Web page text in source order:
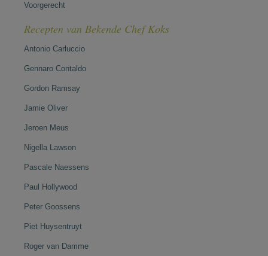
Voorgerecht
Recepten van Bekende Chef Koks
Antonio Carluccio
Gennaro Contaldo
Gordon Ramsay
Jamie Oliver
Jeroen Meus
Nigella Lawson
Pascale Naessens
Paul Hollywood
Peter Goossens
Piet Huysentruyt
Roger van Damme